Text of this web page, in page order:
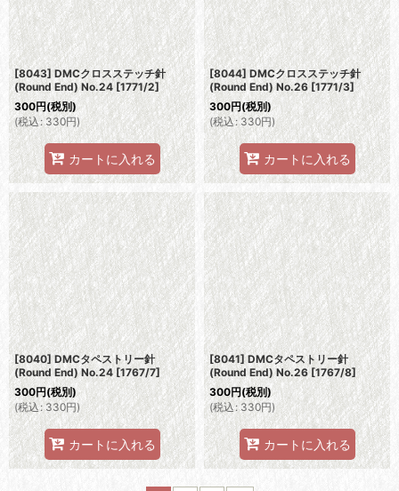
[8043] DMCクロスステッチ針
(Round End) No.24 [1771/2]
300円(税別)
(税込: 330円)
カートに入れる
[8044] DMCクロスステッチ針
(Round End) No.26 [1771/3]
300円(税別)
(税込: 330円)
カートに入れる
[8040] DMCタペストリー針
(Round End) No.24 [1767/7]
300円(税別)
(税込: 330円)
カートに入れる
[8041] DMCタペストリー針
(Round End) No.26 [1767/8]
300円(税別)
(税込: 330円)
カートに入れる